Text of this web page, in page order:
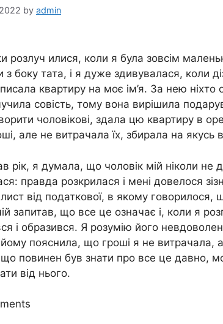
by admin
розлуч илися, коли я була зовсім
боку тата, і я дуже здивувалася, коли
квартиру на моє ім’я. За нею
совість, тому вона вирішила
чоловікові, здала цю квартиру в
але не витрачала їх, збирала на
рік, я думала, що чоловік мій ніколи не
правда розкрилася і мені довелося
від податкової, в якому говорилося,
запитав, що все це означає і, коли я
і образився. Я розумію його
пояснила, що гроші я не витрачала,
що повинен був знати про все це давно,
від нього.